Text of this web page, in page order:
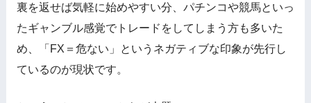
裏を返せば気軽に始めやすい分、パチンコや競馬といっ
たギャンブル感覚でトレードをしてしまう方も多いた
め、「FX＝危ない」というネガティブな印象が先行し
ているのが現状です。